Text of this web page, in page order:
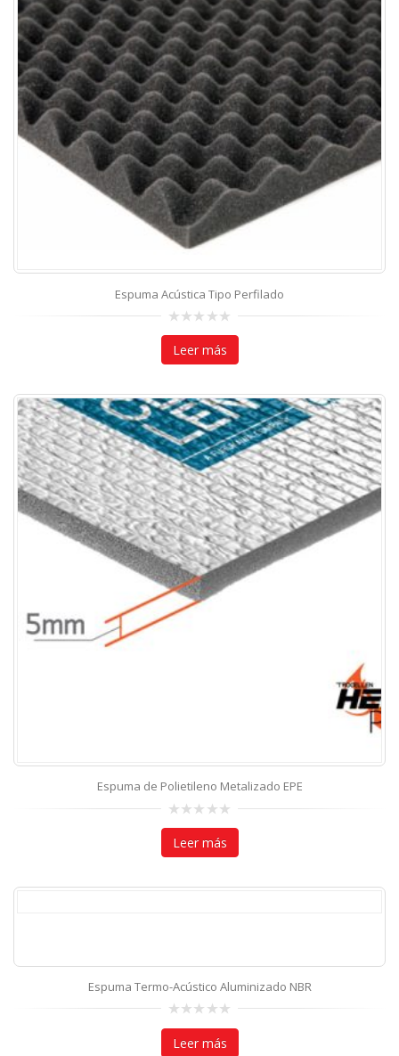
Espuma Acústica Tipo Perfilado
0
out
5
Leer más
Espuma de Polietileno Metalizado EPE
0
out
5
Leer más
Espuma Termo-Acústico Aluminizado NBR
0
outLeer más